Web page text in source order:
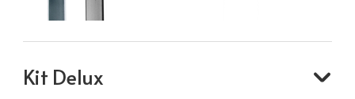
Kit Delux